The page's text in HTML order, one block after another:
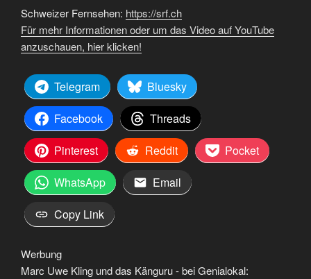
anzeigen
Schweizer Fernsehen: https://srf.ch
Für mehr Informationen oder um das Video auf YouTube
anzuschauen, hier klicken!
Telegram
Bluesky
Facebook
Threads
Pinterest
Reddit
Pocket
WhatsApp
Email
Copy Link
Werbung
Marc Uwe Kling und das Känguru - bei Genialokal: